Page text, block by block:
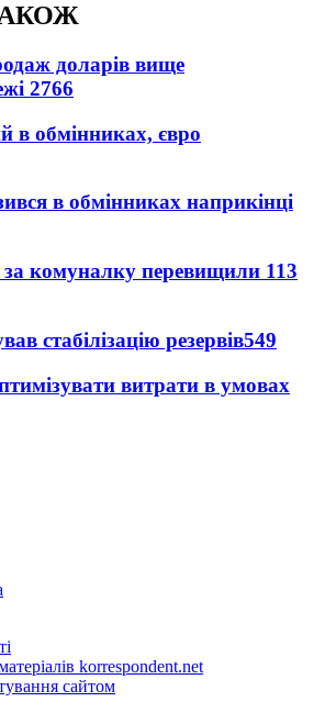
доларів вище
2766
в обмінниках, євро
в обмінниках наприкінці
за комуналку перевищили 113
стабілізацію резервів549
витрати в умовах
korrespondent.net
сайтом